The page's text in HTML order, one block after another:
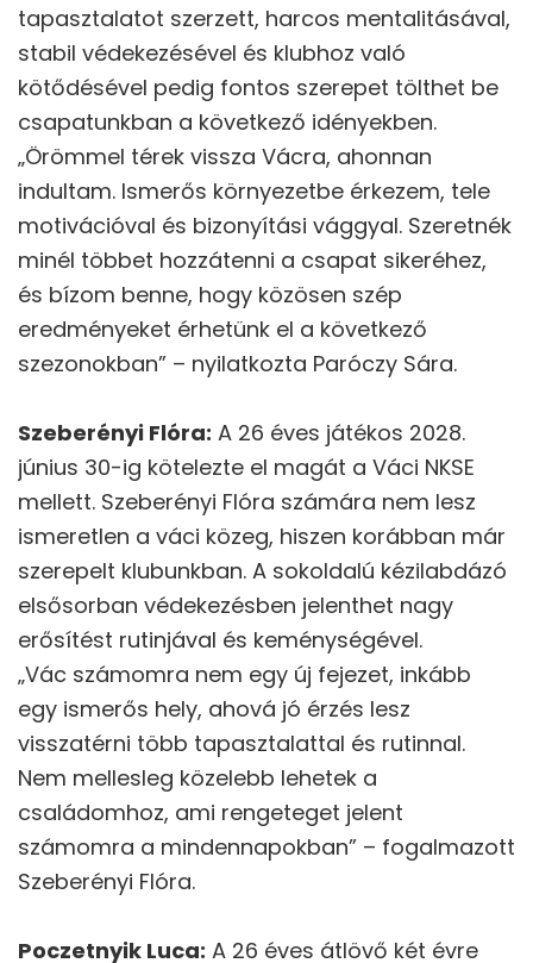
tapasztalatot szerzett, harcos mentalitásával,
stabil védekezésével és klubhoz való
kötődésével pedig fontos szerepet tölthet be
csapatunkban a következő idényekben.
„Örömmel térek vissza Vácra, ahonnan
indultam. Ismerős környezetbe érkezem, tele
motivációval és bizonyítási vággyal. Szeretnék
minél többet hozzátenni a csapat sikeréhez,
és bízom benne, hogy közösen szép
eredményeket érhetünk el a következő
szezonokban” – nyilatkozta Paróczy Sára.
Szeberényi Flóra: A 26 éves játékos 2028.
június 30-ig kötelezte el magát a Váci NKSE
mellett. Szeberényi Flóra számára nem lesz
ismeretlen a váci közeg, hiszen korábban már
szerepelt klubunkban. A sokoldalú kézilabdázó
elsősorban védekezésben jelenthet nagy
erősítést rutinjával és keménységével.
„Vác számomra nem egy új fejezet, inkább
egy ismerős hely, ahová jó érzés lesz
visszatérni több tapasztalattal és rutinnal.
Nem mellesleg közelebb lehetek a
családomhoz, ami rengeteget jelent
számomra a mindennapokban” – fogalmazott
Szeberényi Flóra.
Poczetnyik Luca: A 26 éves átlövő két évre